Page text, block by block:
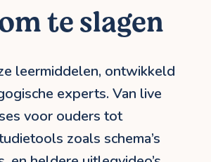
te slagen
leermiddelen, ontwikkeld
experts. Van live
voor ouders tot
zoals schema’s